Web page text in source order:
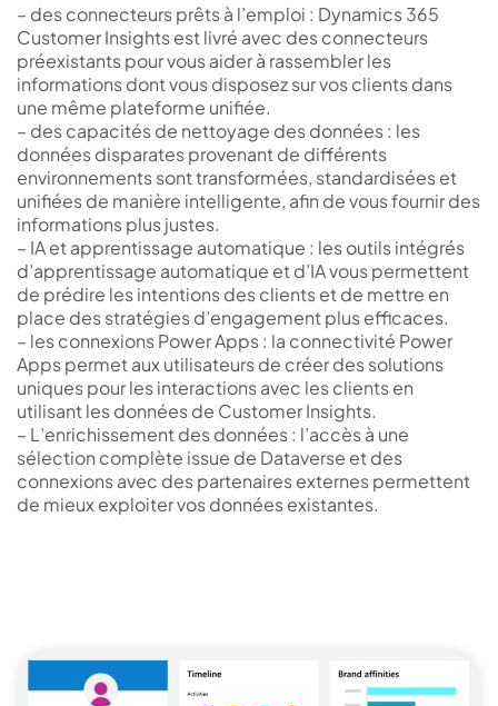
– des connecteurs prêts à l’emploi : Dynamics 365
Customer Insights est livré avec des connecteurs
préexistants pour vous aider à rassembler les
informations dont vous disposez sur vos clients dans
une même plateforme unifiée.
– des capacités de nettoyage des données : les
données disparates provenant de différents
environnements sont transformées, standardisées et
unifiées de manière intelligente, afin de vous fournir des
informations plus justes.
– IA et apprentissage automatique : les outils intégrés
d’apprentissage automatique et d’IA vous permettent
de prédire les intentions des clients et de mettre en
place des stratégies d’engagement plus efficaces.
– les connexions Power Apps : la connectivité Power
Apps permet aux utilisateurs de créer des solutions
uniques pour les interactions avec les clients en
utilisant les données de Customer Insights.
– L’enrichissement des données : l’accès à une
sélection complète issue de Dataverse et des
connexions avec des partenaires externes permettent
de mieux exploiter vos données existantes.